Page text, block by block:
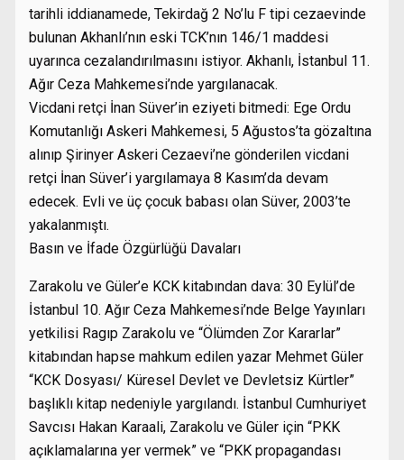
tarihli iddianamede, Tekirdağ 2 No’lu F tipi cezaevinde
bulunan Akhanlı’nın eski TCK’nın 146/1 maddesi
uyarınca cezalandırılmasını istiyor. Akhanlı, İstanbul 11.
Ağır Ceza Mahkemesi’nde yargılanacak.
Vicdani retçi İnan Süver’in eziyeti bitmedi: Ege Ordu
Komutanlığı Askeri Mahkemesi, 5 Ağustos’ta gözaltına
alınıp Şirinyer Askeri Cezaevi’ne gönderilen vicdani
retçi İnan Süver’i yargılamaya 8 Kasım’da devam
edecek. Evli ve üç çocuk babası olan Süver, 2003’te
yakalanmıştı.
Basın ve İfade Özgürlüğü Davaları
Zarakolu ve Güler’e KCK kitabından dava: 30 Eylül’de
İstanbul 10. Ağır Ceza Mahkemesi’nde Belge Yayınları
yetkilisi Ragıp Zarakolu ve “Ölümden Zor Kararlar”
kitabından hapse mahkum edilen yazar Mehmet Güler
“KCK Dosyası/ Küresel Devlet ve Devletsiz Kürtler”
başlıklı kitap nedeniyle yargılandı. İstanbul Cumhuriyet
Savcısı Hakan Karaali, Zarakolu ve Güler için “PKK
açıklamalarına yer vermek” ve “PKK propagandası